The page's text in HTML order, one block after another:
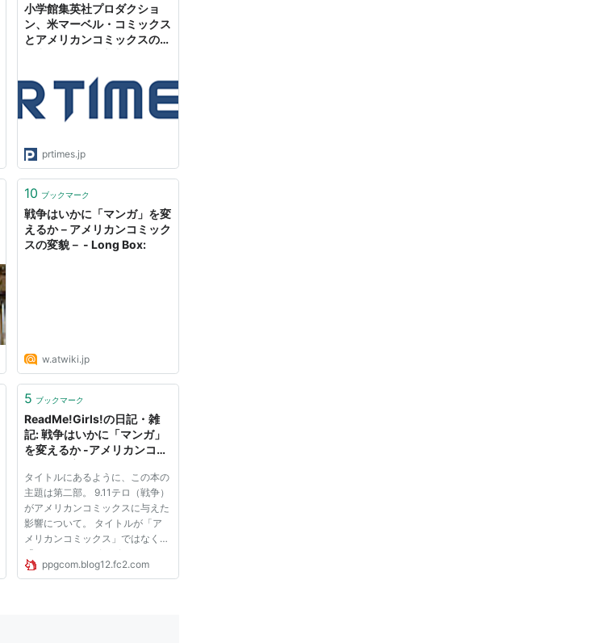
小学館集英社プロダクショ
ン、米マーベル・コミックス
とアメリカンコミックスの邦
解禁！
prtimes.jp
10 ブックマーク
戦争はいかに「マンガ」を変
えるか－アメリカンコミック
スの変貌－ - Long Box:
w.atwiki.jp
5 ブックマーク
ReadMe!Girls!の日記・雑
記: 戦争はいかに「マンガ」
を変えるか -アメリカンコミ
タイトルにあるように、この本の
主題は第二部。 9.11テロ（戦争）
がアメリカンコミックスに与えた
影響について。 タイトルが「ア
メリカンコミックス」ではなく、
「マンガ」とわざわざしているの
は、この本が「アメリカンコミッ
ppgcom.blog12.fc2.com